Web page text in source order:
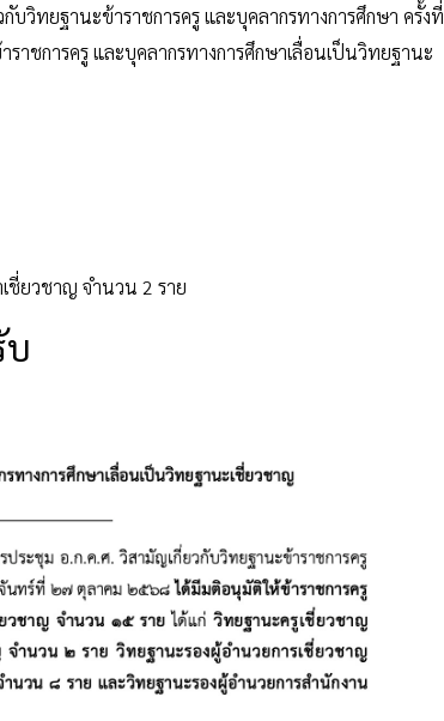
บวิทยฐานะข้าราชการครู และบุคลากรทางการศึกษา ครั้งที่
ชการครู และบุคลากรทางการศึกษาเลื่อนเป็นวิทยฐานะ
ชี่ยวชาญ จำนวน 2 ราย